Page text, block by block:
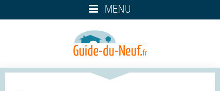
Toggle
navigation
MENU